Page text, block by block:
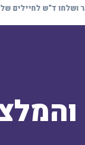
ד"ש לחיילים שלנו!